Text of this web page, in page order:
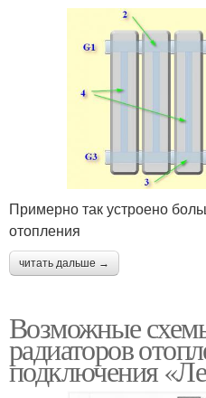
Примерно так устроено
отопления
читать дальше →
Возможные
радиаторов
подключения